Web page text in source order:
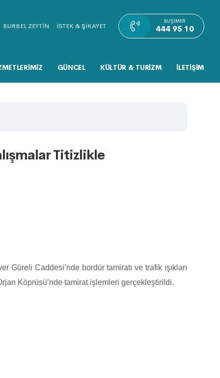
BURBEL ZEYTİN İSTEK & ŞİKAYET
BUŞIMER
444 95 10
GÜNCEL KÜLTÜR & TURİZM İLETİŞİM
Titizlikle
Caddesi’nde bordür tamiratı ve trafik ışıkları
Köprüsü’nde tamirat işlemleri gerçekleştirildi.